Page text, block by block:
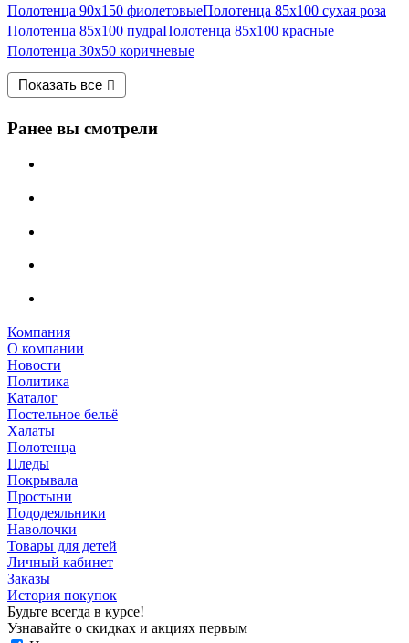
Полотенца 90х150 фиолетовыеПолотенца 85х100 сухая роза
Полотенца 85х100 пудраПолотенца 85х100 красные
Полотенца 30х50 коричневые
Показать все
Ранее вы смотрели
Компания
О компании
Новости
Политика
Каталог
Постельное бельё
Халаты
Полотенца
Пледы
Покрывала
Простыни
Пододеяльники
Наволочки
Товары для детей
Личный кабинет
Заказы
История покупок
Будьте всегда в курсе!
Узнавайте о скидках и акциях первым